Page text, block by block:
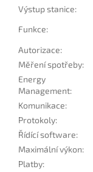
Výstup stanice:
Funkce:
Autorizace:
Měření spotřeby:
Energy
Management:
Komunikace:
Protokoly:
Řídící software:
Maximální výkon:
Platby: